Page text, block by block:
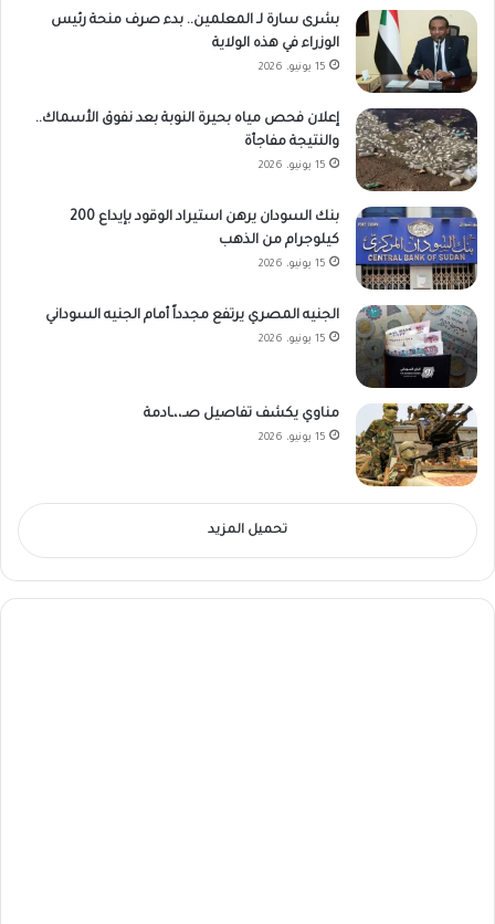
بشرى سارة لـ المعلمين.. بدء صرف منحة رئيس
الوزراء في هذه الولاية
15 يونيو، 2026
إعلان فحص مياه بحيرة النوبة بعد نفوق الأسماك..
والنتيجة مفاجأة
15 يونيو، 2026
بنك السودان يرهن استيراد الوقود بإيداع 200
كيلوجرام من الذهب
15 يونيو، 2026
الجنيه المصري يرتفع مجدداً أمام الجنيه السوداني
15 يونيو، 2026
مناوي يكشف تفاصيل صـ،،ـادمة
15 يونيو، 2026
تحميل المزيد